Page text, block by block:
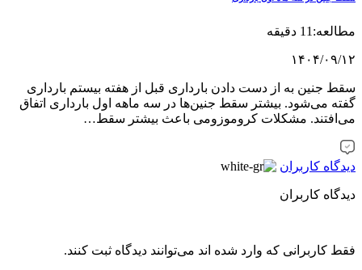
دقیقه
۰۹/۱۲
جنین به از دست دادن بارداری قبل از هفته بیستم بارداری
می‌شود. بیشتر سقط جنین‌ها در سه ماهه اول بارداری اتفاق
مشکلات کروموزومی باعث بیشتر سقط…
کاربران
کاربران
کاربرانی که وارد شده اند می‌توانند دیدگاه ثبت کنند.